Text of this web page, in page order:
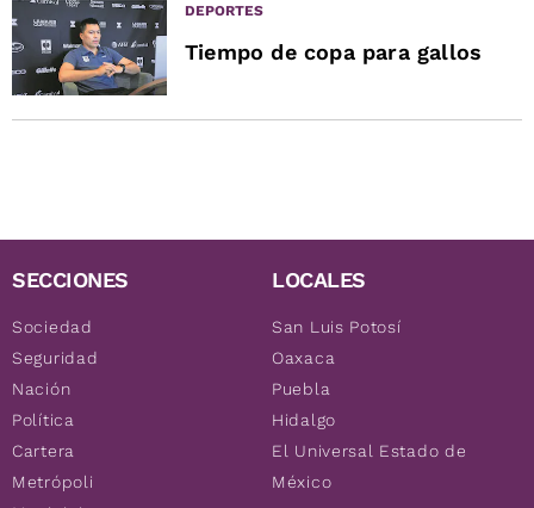
DEPORTES
Tiempo de copa para gallos
SECCIONES
Sociedad
Seguridad
Nación
Política
Cartera
Metrópoli
LOCALES
San Luis Potosí
Oaxaca
Puebla
Hidalgo
El Universal Estado de
México